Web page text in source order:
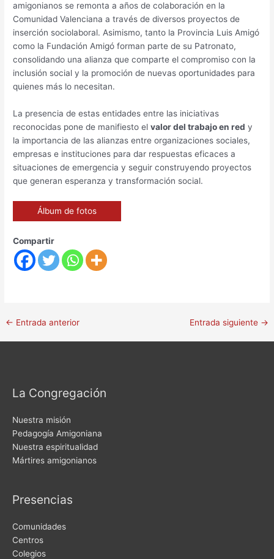
amigonianos se remonta a años de colaboración en la
Comunidad Valenciana a través de diversos proyectos de
inserción sociolaboral. Asimismo, tanto la Provincia Luis Amigó
como la Fundación Amigó forman parte de su Patronato,
consolidando una alianza que comparte el compromiso con la
inclusión social y la promoción de nuevas oportunidades para
quienes más lo necesitan.
La presencia de estas entidades entre las iniciativas
reconocidas pone de manifiesto elvalor del trabajo en red y
la importancia de las alianzas entre organizaciones sociales,
empresas e instituciones para dar respuestas eficaces a
situaciones de emergencia y seguir construyendo proyectos
que generan esperanza y transformación social.
Álbum de fotos
Compartir
← Entrada anterior Entrada siguiente →
La Congregación
Nuestra misión
Pedagogía Amigoniana
Nuestra espiritualidad
Mártires amigonianos
Presencias
Comunidades
Centros
Colegios